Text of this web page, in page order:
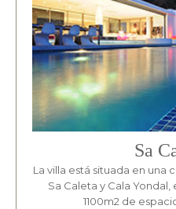
Sa
La villa está situada en una
Sa Caleta y Cala Yondal,
1100m2 de